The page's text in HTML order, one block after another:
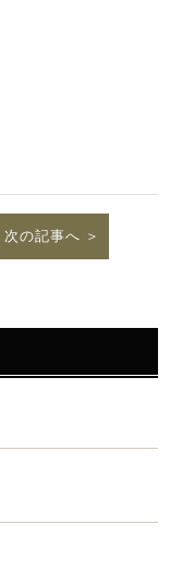
次の記事へ